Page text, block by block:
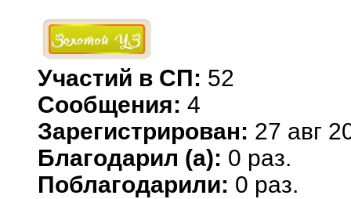
Участий в СП: 52
Сообщения: 4
Зарегистрирован: 27 авг
Благодарил (а): 0 раз.
Поблагодарили: 0 раз.